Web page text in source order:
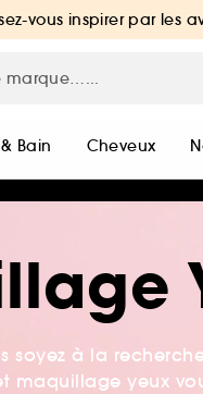
vous inspirer par les
Bain Cheveux
soyez à la
maquillage yeux